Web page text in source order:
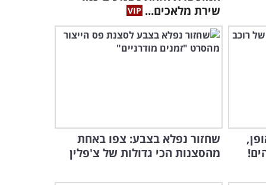
5:30
כשמשלבים רוק עם מוזיקה
קלאסית...
שירת מלאכים...
שחזור נפלא בצבע: צפו באחת
מהסצנות הכי גדולות של צ'פלין